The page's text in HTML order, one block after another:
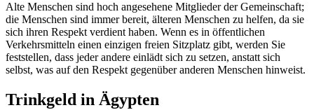
Alte Menschen sind hoch angesehene Mitglieder der Gemeinschaft;
die Menschen sind immer bereit, älteren Menschen zu helfen, da sie
sich ihren Respekt verdient haben. Wenn es in öffentlichen
Verkehrsmitteln einen einzigen freien Sitzplatz gibt, werden Sie
feststellen, dass jeder andere einlädt sich zu setzen, anstatt sich
selbst, was auf den Respekt gegenüber anderen Menschen hinweist.
Trinkgeld in Ägypten